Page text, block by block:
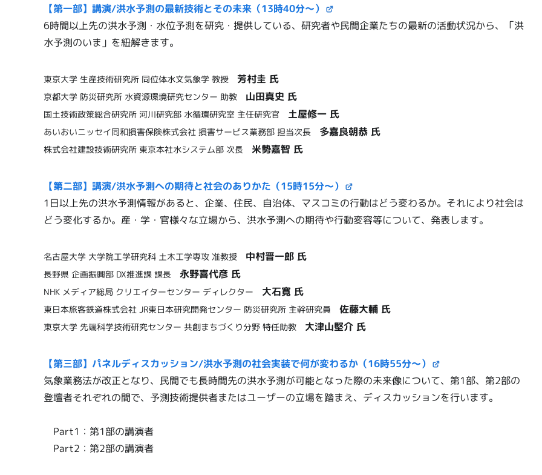
【第一部】講演/洪水予測の最新技術とその未来（13時40分～）
6時間以上先の洪水予測・水位予測を研究・提供している、研究者や民間企業たちの最新の活動状況から、「洪
水予測のいま」を紐解きます。
東京大学 生産技術研究所 同位体水文気象学 教授 芳村圭 氏
京都大学 防災研究所 水資源環境研究センター 助教 山田真史 氏
国土技術政策総合研究所 河川研究部 水循環研究室 主任研究官 土屋修一 氏
あいおいニッセイ同和損害保険株式会社 損害サービス業務部 担当次長 多嘉良朝恭 氏
株式会社建設技術研究所 東京本社水システム部 次長 米勢嘉智 氏
【第二部】講演/洪水予測への期待と社会のありかた（15時15分～）
1日以上先の洪水予測情報があると、企業、住民、自治体、マスコミの行動はどう変わるか。それにより社会は
どう変化するか。産・学・官様々な立場から、洪水予測への期待や行動変容等について、発表します。
名古屋大学 大学院工学研究科 土木工学専攻 准教授 中村晋一郎 氏
長野県 企画振興部 DX推進課 課長 永野喜代彦 氏
NHK メディア総局 クリエイターセンター ディレクター 大石寛 氏
東日本旅客鉄道株式会社 JR東日本研究開発センター 防災研究所 主幹研究員 佐藤大輔 氏
東京大学 先端科学技術研究センター 共創まちづくり分野 特任助教 大津山堅介 氏
【第三部】パネルディスカッション/洪水予測の社会実装で何が変わるか（16時55分～）
気象業務法が改正となり、民間でも長時間先の洪水予測が可能となった際の未来像について、第1部、第2部の
登壇者それぞれの間で、予測技術提供者またはユーザーの立場を踏まえ、ディスカッションを行います。
Part1：第1部の講演者
Part2：第2部の講演者